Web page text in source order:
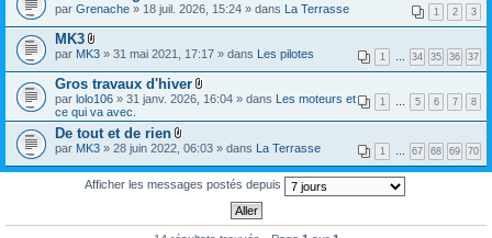
(
i
t
s
i
e
(
o
i
t
s
)
F
c
e
(
)
o
i
n
t
)
1 2 3
par Grenache » 18 juil. 2026, 15:24 » dans La Terrasse
MK3
F
c
h
i
e
r
(
s
)
j
1 34 35 36 37
par MK3 » 31 mai 2021, 17:17 » dans Les pilotes
Gros travaux d'hiver
F
c
i
r
j
1 5 6 7 8
par lolo106 » 31 janv. 2026, 16:04 » dans Les moteurs et
ce qui va avec.
De tout et de rien
F
c
h
r
1 67 68 69 70
par MK3 » 28 juin 2022, 06:03 » dans La Terrasse
Afficher les messages postés depuis